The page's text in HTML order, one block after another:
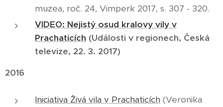
muzea, roč. 24, Vimperk 2017, s. 307 - 320.
VIDEO: Nejistý osud kralovy vily v
Prachaticích (Události v regionech, Česká
televize, 22. 3. 2017)
2016
Iniciativa Živá vila v Prachaticích (Veronika